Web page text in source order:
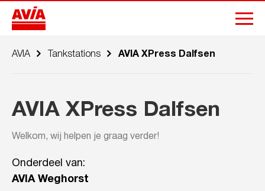
AVIA Tankstations AVIA XPress Dalfsen
AVIA XPress Dalfsen
Welkom, wij helpen je graag verder!
Onderdeel van:
AVIA Weghorst